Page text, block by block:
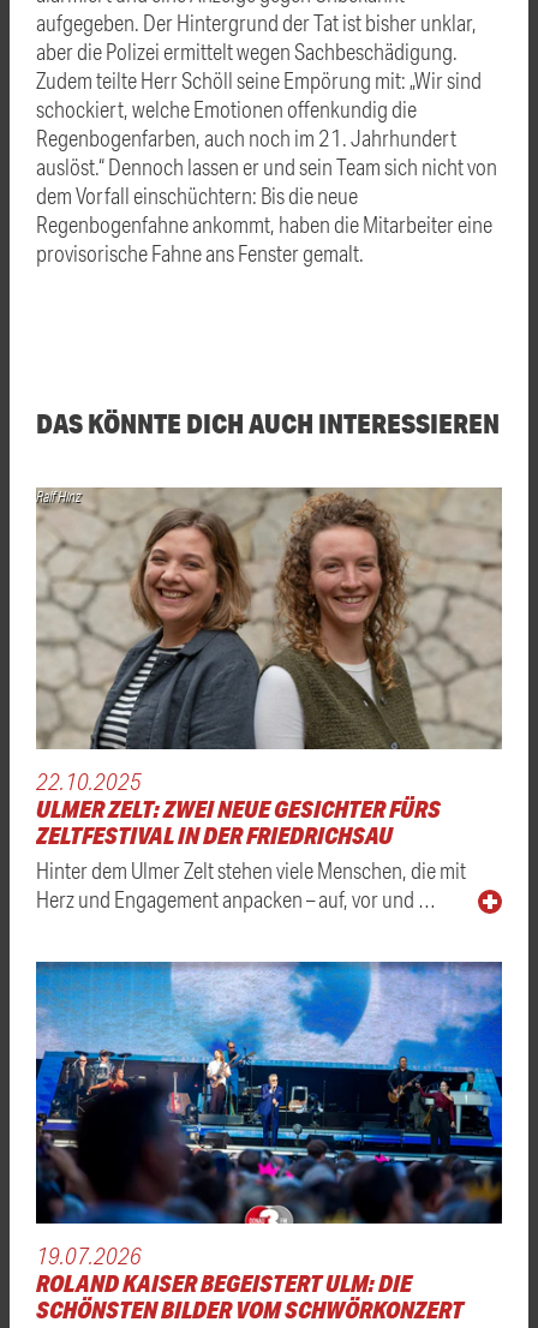
aufgegeben. Der Hintergrund der Tat ist bisher unklar,
aber die Polizei ermittelt wegen Sachbeschädigung.
Zudem teilte Herr Schöll seine Empörung mit: „Wir sind
schockiert, welche Emotionen offenkundig die
Regenbogenfarben, auch noch im 21. Jahrhundert
auslöst.“ Dennoch lassen er und sein Team sich nicht von
dem Vorfall einschüchtern: Bis die neue
Regenbogenfahne ankommt, haben die Mitarbeiter eine
provisorische Fahne ans Fenster gemalt.
DAS KÖNNTE DICH AUCH INTERESSIEREN
Ralf Hinz
22.10.2025
ULMER ZELT: ZWEI NEUE GESICHTER FÜRS
ZELTFESTIVAL IN DER FRIEDRICHSAU
Hinter dem Ulmer Zelt stehen viele Menschen, die mit
Herz und Engagement anpacken – auf, vor und …
19.07.2026
ROLAND KAISER BEGEISTERT ULM: DIE
SCHÖNSTEN BILDER VOM SCHWÖRKONZERT